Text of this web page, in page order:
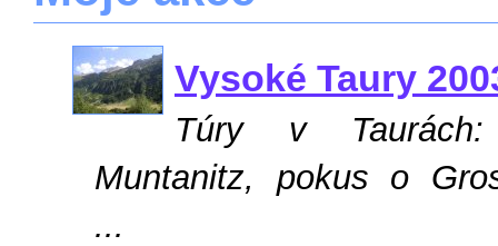
Vysoké Taury
Túry v Taurách:
Muntanitz, pokus o
...